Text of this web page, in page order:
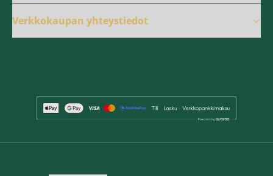
Verkkokaupan yhteystiedot